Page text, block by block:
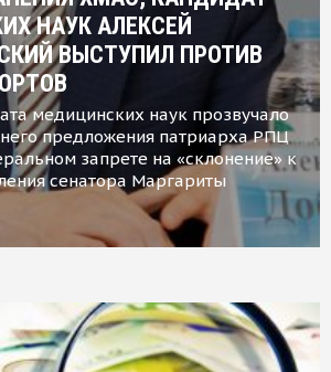
НАУК АЛЕКСЕЙ
ВЫСТУПИЛ ПРОТИВ
медицинских наук прозвучало
предложения патриарха РПЦ
запрете на «склонение» к
сенатора Маргариты